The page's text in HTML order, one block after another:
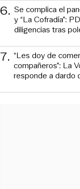
6. Se complica el
y “La Cofradía”:
diligencias tras
7. “Les doy de
compañeros”: La
responde a dardo